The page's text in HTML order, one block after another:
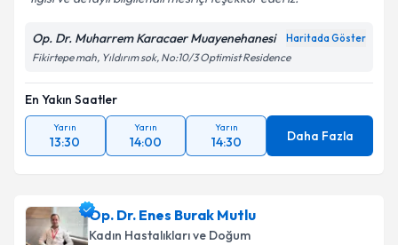
Op. Dr. Muharrem Karacaer Muayenehanesi Haritada Göster
Fikirtepe mah, Yıldırım sok, No:10/3 Optimist Residence
En Yakın Saatler
Yarın
13:30
Yarın
14:00
Yarın
14:30 Daha Fazla
Op. Dr. Enes Burak Mutlu
Kadın Hastalıkları ve Doğum